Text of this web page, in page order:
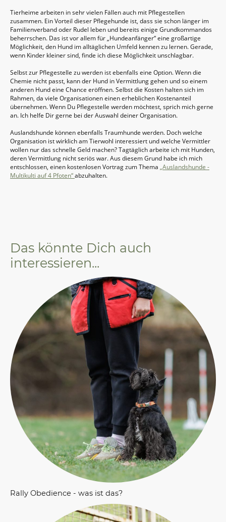
Tierheime arbeiten in sehr vielen Fällen auch mit Pflegestellen
zusammen. Ein Vorteil dieser Pflegehunde ist, dass sie schon länger im
Familienverband oder Rudel leben und bereits einige Grundkommandos
beherrschen. Das ist vor allem für „Hundeanfänger“ eine großartige
Möglichkeit, den Hund im alltäglichen Umfeld kennen zu lernen. Gerade,
wenn Kinder kleiner sind, finde ich diese Möglichkeit unschlagbar.
Selbst zur Pflegestelle zu werden ist ebenfalls eine Option. Wenn die
Chemie nicht passt, kann der Hund in Vermittlung gehen und so einem
anderen Hund eine Chance eröffnen. Selbst die Kosten halten sich im
Rahmen, da viele Organisationen einen erheblichen Kostenanteil
übernehmen. Wenn Du Pflegestelle werden möchtest, sprich mich gerne
an. Ich helfe Dir gerne bei der Auswahl deiner Organisation.
Auslandshunde können ebenfalls Traumhunde werden. Doch welche
Organisation ist wirklich am Tierwohl interessiert und welche Vermittler
wollen nur das schnelle Geld machen? Tagtäglich arbeite ich mit Hunden,
deren Vermittlung nicht seriös war. Aus diesem Grund habe ich mich
entschlossen, einen kostenlosen Vortrag zum Thema „Auslandshunde -
Multikulti auf 4 Pfoten“abzuhalten.
Das könnte Dich auch
interessieren...
Rally Obedience - was ist das?